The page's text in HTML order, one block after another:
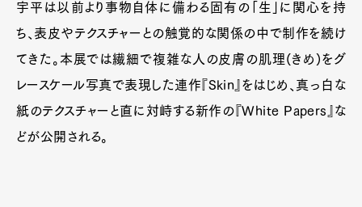
宇平は以前より事物自体に備わる固有の「生」に関心を持
ち、表皮やテクスチャーとの触覚的な関係の中で制作を続け
てきた。本展では繊細で複雑な人の皮膚の肌理(きめ)をグ
レースケール写真で表現した連作『Skin』をはじめ、真っ白な
紙のテクスチャーと直に対峙する新作の『White Papers』な
どが公開される。